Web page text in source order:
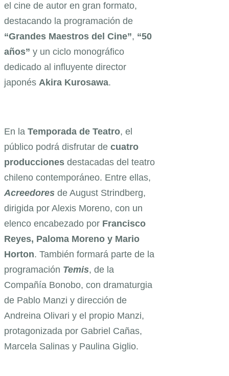
el cine de autor en gran formato,
destacando la programación de
“Grandes Maestros del Cine”, “50
años” y un ciclo monográfico
dedicado al influyente director
japonés Akira Kurosawa.
En la Temporada de Teatro, el
público podrá disfrutar de cuatro
producciones destacadas del teatro
chileno contemporáneo. Entre ellas,
Acreedores de August Strindberg,
dirigida por Alexis Moreno, con un
elenco encabezado por Francisco
Reyes, Paloma Moreno y Mario
Horton. También formará parte de la
programación Temis, de la
Compañía Bonobo, con dramaturgia
de Pablo Manzi y dirección de
Andreina Olivari y el propio Manzi,
protagonizada por Gabriel Cañas,
Marcela Salinas y Paulina Giglio.